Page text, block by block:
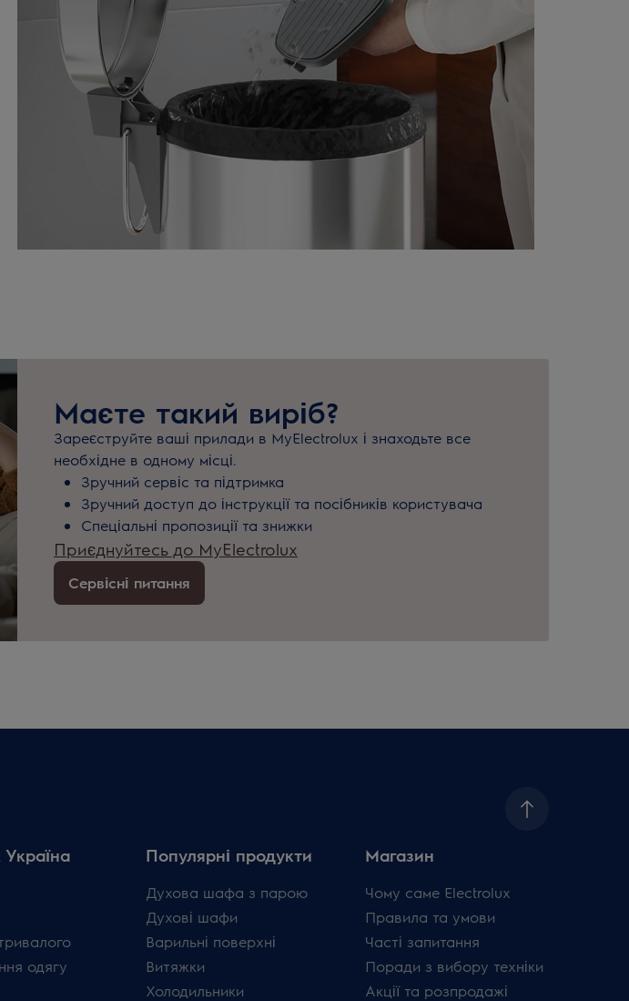
Маєте такий виріб?
Зареєструйте ваші прилади в MyElectrolux і знаходьте все
необхідне в одному місці.
Зручний сервіс та підтримка
Зручний доступ до інструкції та посібників користувача
Спеціальні пропозиції та знижки
Приєднуйтесь до MyElectrolux
Сервісні питання
одягу
Популярні продукти
Духова шафа з парою
Духові шафи
Варильні поверхні
Витяжки
Холодильники
Магазин
Чому саме Electrolux
Правила та умови
Часті запитання
Поради з вибору техніки
Акції та розпродажі